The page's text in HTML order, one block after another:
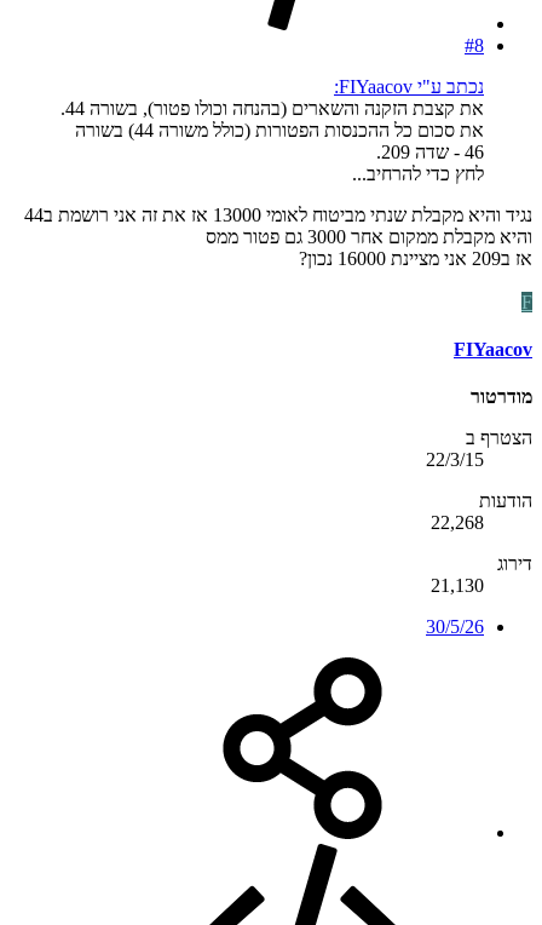
#8
נכתב ע"י FIYaacov:
את קצבת הזקנה והשארים (בהנחה וכולו פטור), בשורה 44.
את סכום כל ההכנסות הפטורות (כולל משורה 44) בשורה
46 - שדה 209.
לחץ כדי להרחיב...
נגיד והיא מקבלת שנתי מביטוח לאומי 13000 אז את זה אני רושמת ב44
והיא מקבלת ממקום אחר 3000 גם פטור ממס
אז ב209 אני מציינת 16000 נכון?
F
FIYaacov
מודרטור
הצטרף ב
22/3/15
הודעות
22,268
דירוג
21,130
30/5/26